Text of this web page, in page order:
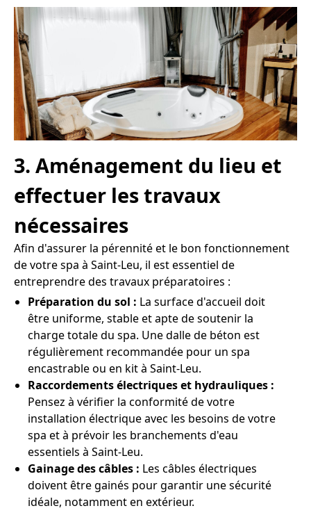
3. Aménagement du lieu et
effectuer les travaux
nécessaires
Afin d'assurer la pérennité et le bon fonctionnement
de votre spa à Saint-Leu, il est essentiel de
entreprendre des travaux préparatoires :
Préparation du sol : La surface d'accueil doit
être uniforme, stable et apte de soutenir la
charge totale du spa. Une dalle de béton est
régulièrement recommandée pour un spa
encastrable ou en kit à Saint-Leu.
Raccordements électriques et hydrauliques :
Pensez à vérifier la conformité de votre
installation électrique avec les besoins de votre
spa et à prévoir les branchements d'eau
essentiels à Saint-Leu.
Gainage des câbles : Les câbles électriques
doivent être gainés pour garantir une sécurité
idéale, notamment en extérieur.